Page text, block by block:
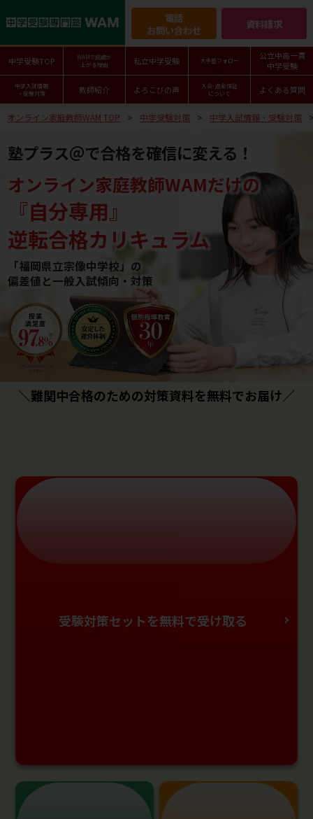
電話
お問い合わせ
資料請求
中学受験TOP
WAMで成績が
上がる理由
私立中学受験 大手塾フォロー
公立中高一貫
中学受験
中学入試情報
・受験対策
教師紹介 よろこびの声
入会･返金保証
について
よくある質問
オンライン家庭教師WAM TOP 中学受験対策 中学入試情報・受験対策
塾プラス＠で合格を確信に変える！
オンライン家庭教師WAMだけの
『自分専用』
逆転合格カリキュラム
「福岡県立宗像中学校」の
偏差値と一般入試傾向・対策
＼難関中合格のための対策資料を無料でお届け／
受験対策セットを無料で受け取る